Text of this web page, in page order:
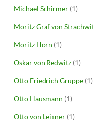
Michael Schirmer (1)
Moritz Graf von
Moritz Horn (1)
Oskar von Redwitz (1)
Otto Friedrich Gruppe (1)
Otto Hausmann (1)
Otto von Leixner (1)